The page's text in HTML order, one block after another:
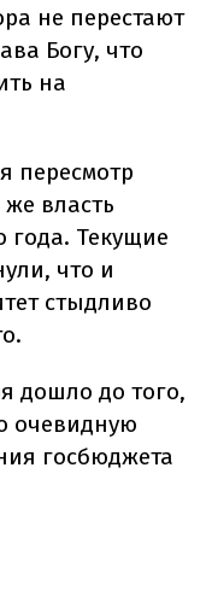
не перестают
Богу, что
на
пересмотр
власть
года. Текущие
что и
стыдливо
дошло до того,
очевидную
госбюджета